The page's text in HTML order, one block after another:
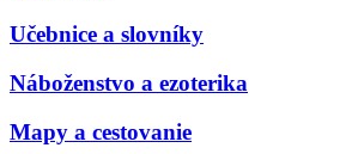
Učebnice a slovníky
Náboženstvo a ezoterika
Mapy a cestovanie